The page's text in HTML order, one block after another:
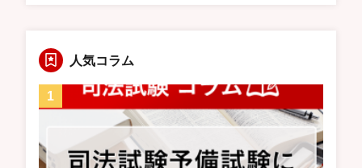
人気コラム